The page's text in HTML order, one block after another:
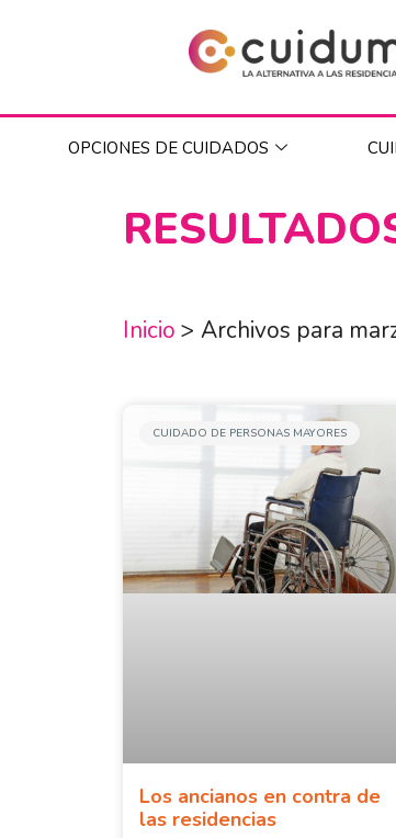
OPCIONES DE CUIDADOS
Inicio > Archivos para
CUIDADO DE PERSONAS MAYORES
Los ancianos en contra de
las residencias